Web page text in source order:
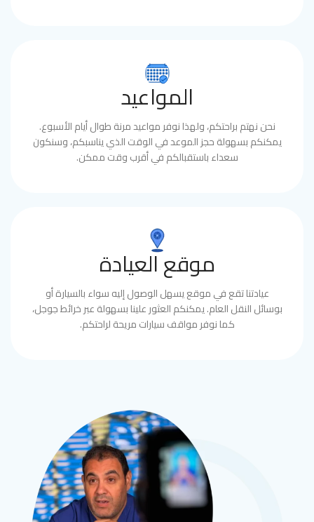
المواعيد
نحن نهتم براحتكم، ولهذا نوفر مواعيد مرنة طوال أيام الأسبوع.
يمكنكم بسهولة حجز الموعد في الوقت الذي يناسبكم، وسنكون
سعداء باستقبالكم في أقرب وقت ممكن.
موقع العيادة
عيادتنا تقع في موقع يسهل الوصول إليه سواء بالسيارة أو
بوسائل النقل العام. يمكنكم العثور علينا بسهولة عبر خرائط جوجل،
كما نوفر مواقف سيارات مريحة لراحتكم.